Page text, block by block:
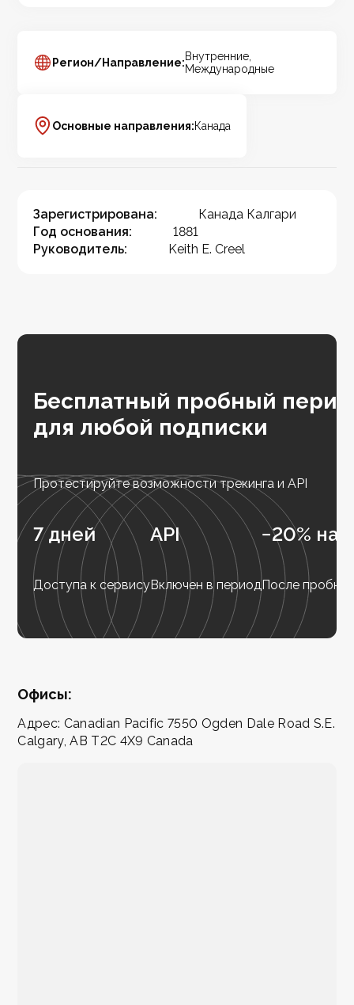
Регион/Направление:Внутренние,
Международные
Основные направления:Канада
Зарегистрирована:
Канада Калгари
Год основания:
1881
Руководитель:
Keith E. Creel
Бесплатный пробный
для любой подписки
Протестируйте возможности трекинга и API
7 дней
Доступа к сервису
API
Включен в период
−20% на
После
Офисы:
Адрес: Canadian Pacific 7550 Ogden Dale Road S.E.
Calgary, AB T2C 4X9 Canada